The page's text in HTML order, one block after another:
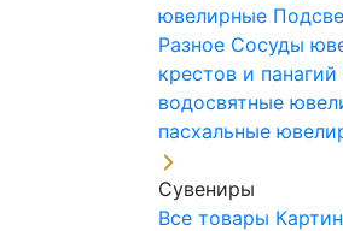
ювелирные
Разное Сосуды
крестов и панагий
водосвятные
пасхальные
Сувениры
Все товары